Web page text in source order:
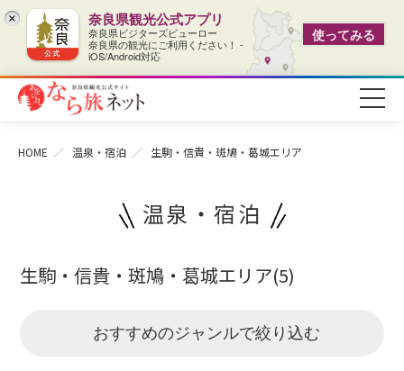
× 奈良県観光公式アプリ
奈良県ビジターズビューロー
奈良県の観光にご利用ください！ -
iOS/Android対応
使ってみる
HOME 温泉・宿泊 生駒・信貴・斑鳩・葛城エリア
温泉・宿泊
生駒・信貴・斑鳩・葛城エリア(5)
おすすめのジャンルで絞り込む